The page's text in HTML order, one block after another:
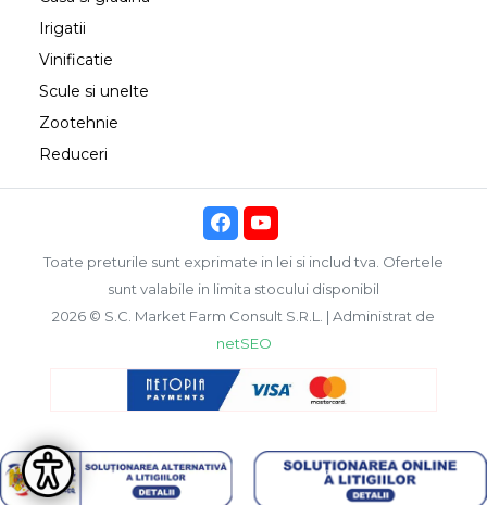
Irigatii
Vinificatie
Scule si unelte
Zootehnie
Reduceri
Toate preturile sunt exprimate in lei si includ tva. Ofertele
sunt valabile in limita stocului disponibil
2026 © S.C. Market Farm Consult S.R.L. | Administrat de
netSEO